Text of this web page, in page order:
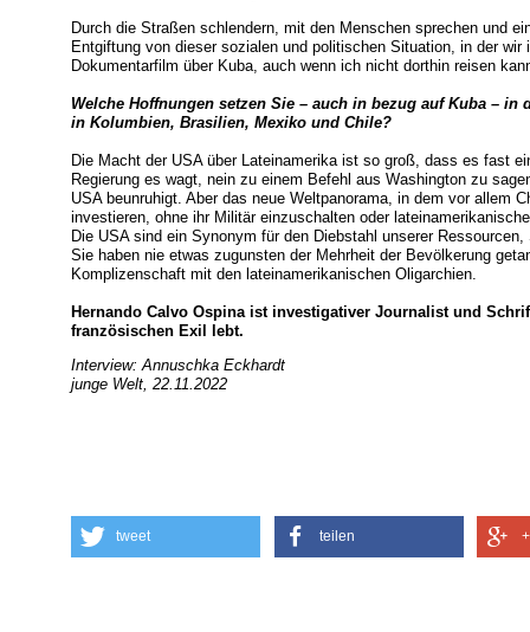
Durch die Straßen schlendern, mit den Menschen sprechen und
Entgiftung von dieser sozialen und politischen Situation, in der
Dokumentarfilm über Kuba, auch wenn ich nicht dorthin reisen
Welche Hoffnungen setzen Sie – auch in bezug auf Kuba –
in Kolumbien, Brasilien, Mexiko und Chile?
Die Macht der USA über Lateinamerika ist so groß, dass es fast
Regierung es wagt, nein zu einem Befehl aus Washington zu
USA beunruhigt. Aber das neue Weltpanorama, in dem vor allem
investieren, ohne ihr Militär einzuschalten oder
Die USA sind ein Synonym für den Diebstahl unserer
Sie haben nie etwas zugunsten der Mehrheit der Bevölkerung
Komplizenschaft mit den lateinamerikanischen Oligarchien.
Hernando Calvo Ospina ist investigativer Journalist und
französischen Exil lebt.
Interview: Annuschka Eckhardt
junge Welt, 22.11.2022
tweet teilen